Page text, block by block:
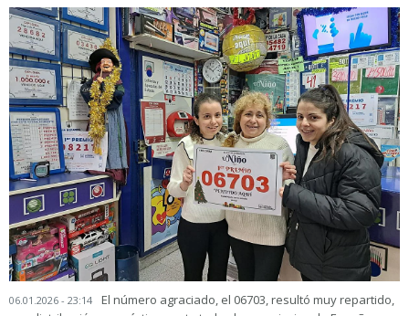
06.01.2026 - 23:14
El número agraciado, el 06703, resultó muy repartido,